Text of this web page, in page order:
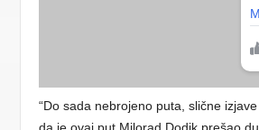
“Do sada nebrojeno puta, slične